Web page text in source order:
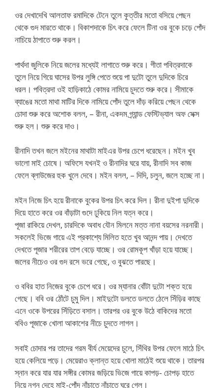
ওর দেখাদেখি আলতাফ রমাদিকে টেনে তুলে কুত্তীর মতো বসিয়ে পেছন
থেকে গুদ মারতে থাকে। বিকাশদাকে চিৎ করে ফেলে টিনা ওর বুকে চড়ে পোঁদ
নাচিয়ে ঠাপাতে শুরু করল।
পার্থদা জুলিকে নিয়ে জলের মধ্যেই লাগাতে শুরু করে। গীতা পবিত্রদাকে
তুলে নিয়ে গিয়ে ঘাসের উপর লুঙ্গি পেতে শুয়ে পা দুটো তুলে দুদিকে চিরে
ধরল। পবিত্রদা ওই হাড়িকাঠে কোমর নামিয়ে চুদতে শুরু করে। সীমাকে
ব্যাঙের মতো মাথা মাটির দিকে নামিয়ে পোঁদ তুলে দাঁড় করিয়ে পেছন থেকে
চোদা শুরু করে অশোক বলল, – রীনা, একদম গ্র্যান্ড ফেস্টিভ্যাল অফ সেক্স
শুরু হল। শুরু করে দাও।
রীনাদি তখন জলে মইনের মাথাটা মাইএর উপর চেপে ধরেছেন। মইন খুব
ভালো মাই চোষে। অফিসে যখনই ও রীনাদির ঘরে যায়, রীনাদি সব কাজ
ফেলে ব্লাউজের হুক খুলে দেবে। মইন বলল, – দিদি, চলুন, জলে হচ্ছে না।
মইন নিজে চিৎ হয়ে রীনাকে বুকের উপর চিৎ করে দিল। রীনা দুইপা দুদিকে
দিয়ে হাতে করে ওর বাঁড়াটা গুদে ঢুকিয়ে নিল যত্ন করে।
পূজা রাকিয়ে দেখল, চারদিকে অবাধ যৌন মিলনে মত্ত নানা বয়সের নরনারী।
সকলেই ভিজে গায়ে এই প্রকাশ্যে মিলিত হতে খুব আনন্দ পায়। দেখতে
দেখতে পূজার শরীরের তাপ বেড়ে যাচ্ছে। ওর রোমকূপ খাঁড়া হয়ে যাচ্ছে।
জলের নীচেও ওর গুদ রসে ভরে গেছে, ও বুঝতে পারছে।
ও ববির হাত নিজের বুকে চেপে ধরে। ওর ম্যানার বোঁটা দুটো শক্ত হয়ে
গেছে। ববি ওর ঠোঁটে চুমু দিল। মাইদুটো ডলতে ডলতে ঠেলে সিঁড়ির কাছে
এনে ওকে উপরের সিঁড়িতে বসাল। তারপর ওর বুকে উঠে বাকিদের মতো
ববিও পূজাকে খোলা আকাশের নীচে চুদতে লাগল।
সবাই চোদার পর তাদের গরম বীর্য মেয়েদের চুলে, সিঁথির উপর ফেলে মাঠে চিৎ
হয়ে কেলিয়ে পড়ে। মেয়েরাও ক্লান্ত হয়ে খোলা মাঠেই শুয়ে থাকে। তারপর
স্নান করে যার যার সঙ্গীর কোমর জড়িয়ে ভিজে গায়ে কাপড়- চোপড় হাতে
নিয়ে নগ্ন দেহে মাই-পোঁদ নাঁচাতে নাঁচাতে ঘরে গেল।